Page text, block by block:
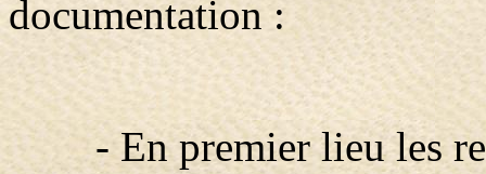
documentation :
- En premier lieu les